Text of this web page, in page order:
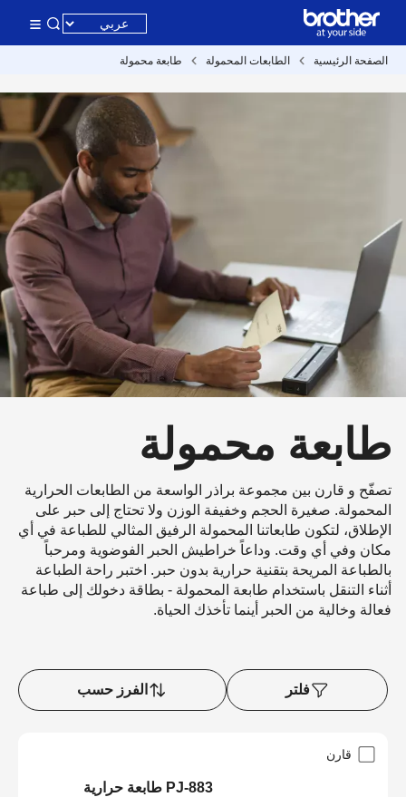
الصفحة الرئيسية الطابعات المحمولة طابعة محمولة
طابعة محمولة
تصفّح و قارن بين مجموعة براذر الواسعة من الطابعات الحرارية
المحمولة. صغيرة الحجم وخفيفة الوزن ولا تحتاج إلى حبر على
الإطلاق، لتكون طابعاتنا المحمولة الرفيق المثالي للطباعة في أي
مكان وفي أي وقت. وداعاً خراطيش الحبر الفوضوية ومرحباً
بالطباعة المريحة بتقنية حرارية بدون حبر. اختبر راحة الطباعة
أثناء التنقل باستخدام طابعة المحمولة - بطاقة دخولك إلى طباعة
فعالة وخالية من الحبر أينما تأخذك الحياة.
فلتر الفرز حسب
قارن
PJ-883 طابعة حرارية